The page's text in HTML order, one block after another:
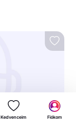
Kedvenceim Fiókom